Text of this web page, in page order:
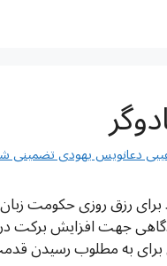
دعانویس یهودی تضمینی شماره
برای رزق روزی حکومت
جهت افزایش
برای به مطلوب رسیدن